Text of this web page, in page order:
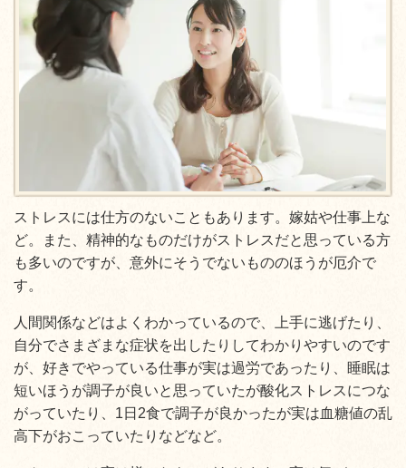
ストレスには仕方のないこともあります。嫁姑や仕事上な
ど。また、精神的なものだけがストレスだと思っている方
も多いのですが、意外にそうでないもののほうが厄介で
す。
人間関係などはよくわかっているので、上手に逃げたり、
自分でさまざまな症状を出したりしてわかりやすいのです
が、好きでやっている仕事が実は過労であったり、睡眠は
短いほうが調子が良いと思っていたが酸化ストレスにつな
がっていたり、1日2食で調子が良かったが実は血糖値の乱
高下がおこっていたりなどなど。